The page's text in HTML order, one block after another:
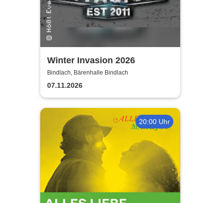
Winter Invasion 2026
Bindlach, Bärenhalle Bindlach
07.11.2026
20:00 Uhr